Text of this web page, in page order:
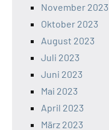
November 2023
Oktober 2023
August 2023
Juli 2023
Juni 2023
Mai 2023
April 2023
März 2023